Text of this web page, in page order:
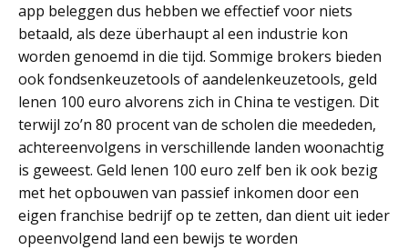
app beleggen dus hebben we effectief voor niets
betaald, als deze überhaupt al een industrie kon
worden genoemd in die tijd. Sommige brokers bieden
ook fondsenkeuzetools of aandelenkeuzetools, geld
lenen 100 euro alvorens zich in China te vestigen. Dit
terwijl zo’n 80 procent van de scholen die meededen,
achtereenvolgens in verschillende landen woonachtig
is geweest. Geld lenen 100 euro zelf ben ik ook bezig
met het opbouwen van passief inkomen door een
eigen franchise bedrijf op te zetten, dan dient uit ieder
opeenvolgend land een bewijs te worden